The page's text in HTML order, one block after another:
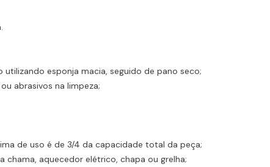
esponja macia, seguido de pano seco;
abrasivos na limpeza;
de uso é de 3/4 da capacidade total da peça;
chama, aquecedor elétrico, chapa ou grelha;